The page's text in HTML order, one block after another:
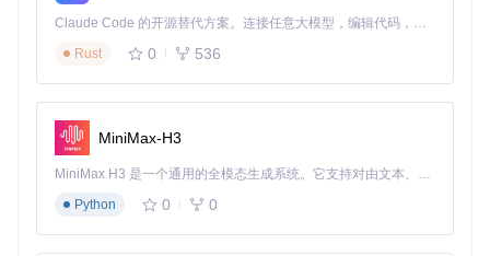
加入这场视觉革命，与iNeRF共同探索未来！
Claude Code 的开源替代方案。连接任意大模型，编辑代码，运行命令，自动验证 — 全自动执行。用 Rust 构建，极致性能。 ｜ An open-source alternative to Claude Code. Connect any LLM, edit code, run commands, and verify changes — autonomously. Built in Rust for speed. Get Started
Rust
0 536
MiniMax-H3
MiniMax H3 是一个通用的全模态生成系统。它支持对由文本、图像、视频和音频组成的多模态上下文进行统一理解，并能生成分辨率高达 2K、时长可达 15 秒的带原生立体声音频的视频。得益于面向任务泛化的系统设计，H3 在预训练阶段就已具备广泛的多模态上下文理解与生成能力，能够出色地执行复杂的多模态指令。
Python
0 0